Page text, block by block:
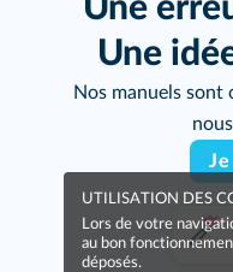
Une
Une
Nos manuels sont
UTILISATION DES
Lors de votre
au bon
déposés.